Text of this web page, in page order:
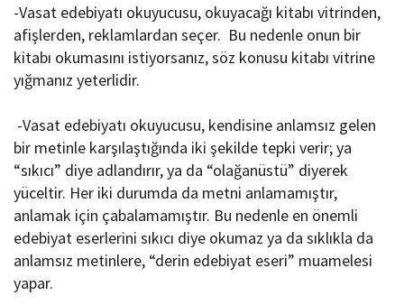
-Vasat edebiyatı okuyucusu, okuyacağı kitabı vitrinden,
afişlerden, reklamlardan seçer. Bu nedenle onun bir
kitabı okumasını istiyorsanız, söz konusu kitabı vitrine
yığmanız yeterlidir.
-Vasat edebiyatı okuyucusu, kendisine anlamsız gelen
bir metinle karşılaştığında iki şekilde tepki verir; ya
“sıkıcı” diye adlandırır, ya da “olağanüstü” diyerek
yüceltir. Her iki durumda da metni anlamamıştır,
anlamak için çabalamamıştır. Bu nedenle en önemli
edebiyat eserlerini sıkıcı diye okumaz ya da sıklıkla da
anlamsız metinlere, “derin edebiyat eseri” muamelesi
yapar.